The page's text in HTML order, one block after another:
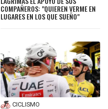
COMPAÑEROS: "QUIEREN VERME EN
LUGARES EN LOS QUE SUEÑO"
CICLISMO